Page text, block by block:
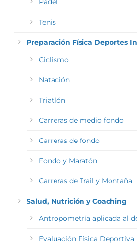
Pádel
Tenis
Preparación Física Deportes
Ciclismo
Natación
Triatlón
Carreras de medio fondo
Carreras de fondo
Fondo y Maratón
Carreras de Trail y Montaña
Salud, Nutrición y Coaching
Antropometría aplicada al
Evaluación Física Deportiva